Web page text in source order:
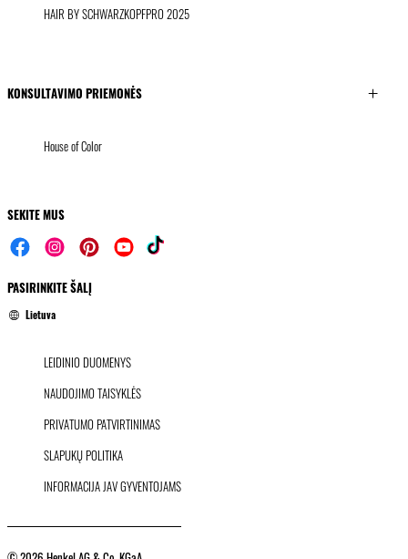
HAIR BY SCHWARZKOPFPRO 2025
KONSULTAVIMO PRIEMONĖS
House of Color
SEKITE MUS
PASIRINKITE ŠALĮ
Lietuva
LEIDINIO DUOMENYS
NAUDOJIMO TAISYKLĖS
PRIVATUMO PATVIRTINIMAS
SLAPUKŲ POLITIKA
INFORMACIJA JAV GYVENTOJAMS